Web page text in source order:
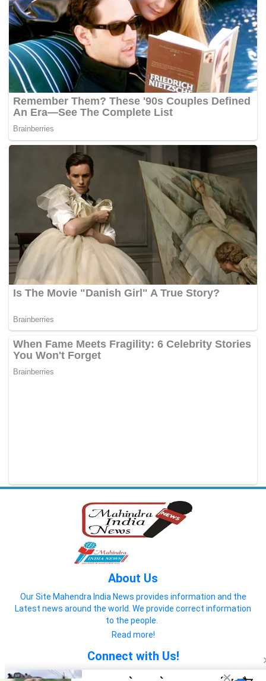
About Us
Our Site Mahendra India News provides information and the
Latest news around the world. We provide correct information
to the people.
Read more!
Connect with Us!